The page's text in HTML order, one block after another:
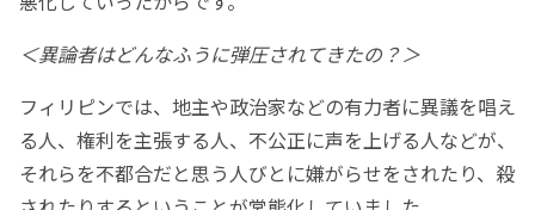
＜異論者はどんなふうに弾圧されてきたの？＞
フィリピンでは、地主や政治家などの有力者に異議を唱え
る人、権利を主張する人、不公正に声を上げる人などが、
それらを不都合だと思う人びとに嫌がらせをされたり、殺